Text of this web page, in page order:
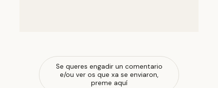
Se queres engadir un comentario
e/ou ver os que xa se enviaron,
preme aquí